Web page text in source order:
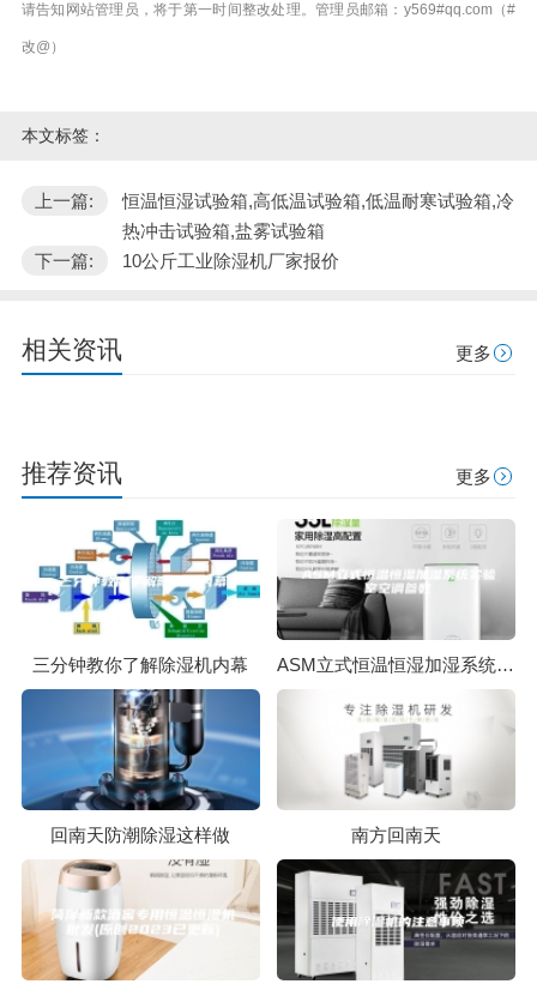
请告知网站管理员，将于第一时间整改处理。管理员邮箱：y569#qq.com（#
改@）
本文标签：
上一篇:
恒温恒湿试验箱,高低温试验箱,低温耐寒试验箱,冷
热冲击试验箱,盐雾试验箱
下一篇:
10公斤工业除湿机厂家报价
相关资讯 更多
推荐资讯 更多
三分钟教你了解除湿机内幕 ASM立式恒温恒湿加湿系统实验室空调参数
回南天防潮除湿这样做 南方回南天